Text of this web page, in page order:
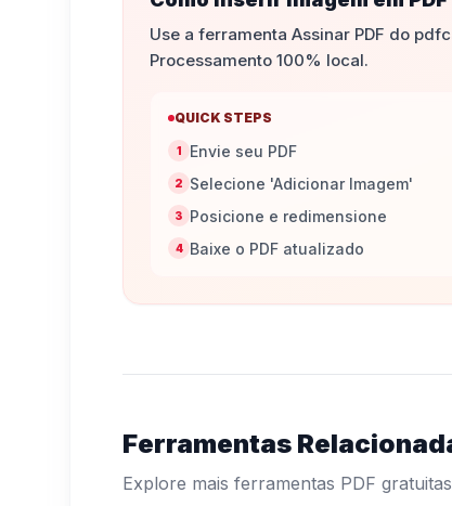
Use a ferramenta Assinar PDF do
Processamento 100% local.
QUICK STEPS
1 Envie seu PDF
2 Selecione 'Adicionar Imagem'
3 Posicione e redimensione
4 Baixe o PDF atualizado
Ferramentas
Explore mais ferramentas PDF gratuitas